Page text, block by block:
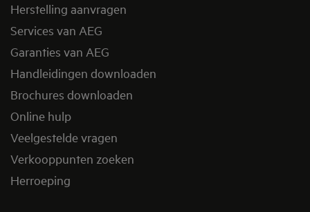
Herstelling aanvragen
Services van AEG
Garanties van AEG
Handleidingen downloaden
Brochures downloaden
Online hulp
Veelgestelde vragen
Verkooppunten zoeken
Herroeping